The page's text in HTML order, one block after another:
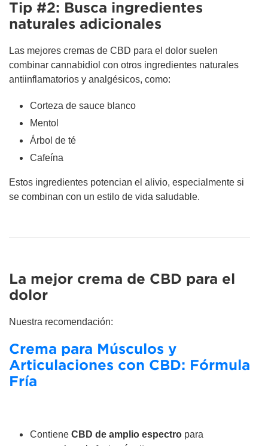
Tip #2: Busca ingredientes
naturales adicionales
Las mejores cremas de CBD para el dolor suelen
combinar cannabidiol con otros ingredientes naturales
antiinflamatorios y analgésicos, como:
Corteza de sauce blanco
Mentol
Árbol de té
Cafeína
Estos ingredientes potencian el alivio, especialmente si
se combinan con un estilo de vida saludable.
La mejor crema de CBD para el
dolor
Nuestra recomendación:
Crema para Músculos y
Articulaciones con CBD: Fórmula
Fría
Contiene CBD de amplio espectro para